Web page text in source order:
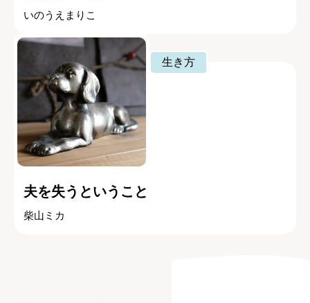
いのうえまりこ
生き方
夫を失うということ
柴山ミカ